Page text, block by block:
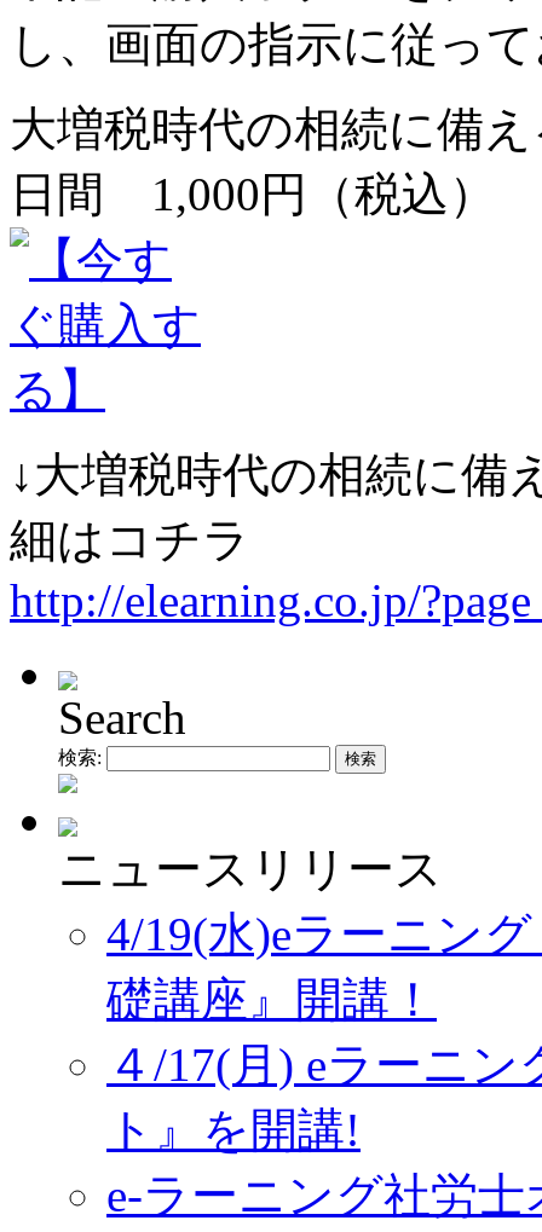
し、画面の指示に従っ
大増税時代の相続に備
日間 1,000円（税込）
↓大増税時代の相続に備
細はコチラ
http://elearning.co.jp/
Search
検索:
ニュースリリース
4/19(水)eラーニン
礎講座』開講！
４/17(月) eラーニ
ト』を開講!
e-ラーニング社労